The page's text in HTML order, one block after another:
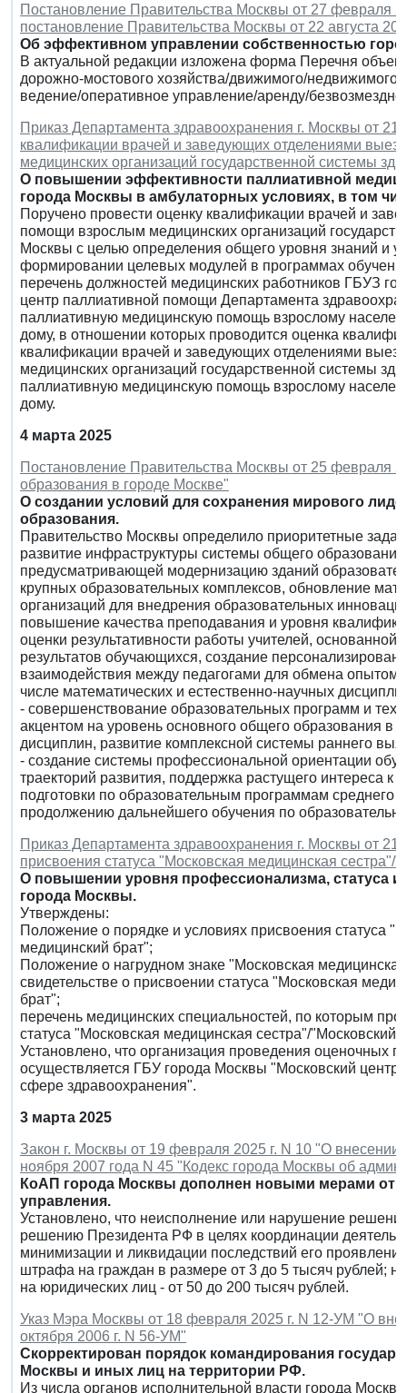
Постановление Правительства Москвы от 27 февраля
постановление Правительства Москвы от 22 августа
Об эффективном управлении собственностью
В актуальной редакции изложена форма Перечня
дорожно-мостового хозяйства/движимого/
ведение/оперативное управление/аренду/
Приказ Департамента здравоохранения г. Москвы от
квалификации врачей и заведующих отделениями
медицинских организаций государственной системы
О повышении эффективности паллиативной
города Москвы в амбулаторных условиях, в том
Поручено провести оценку квалификации врачей и
помощи взрослым медицинских организаций
Москвы с целью определения общего уровня знаний и
формировании целевых модулей в программах
перечень должностей медицинских работников ГБУЗ
центр паллиативной помощи Департамента
паллиативную медицинскую помощь взрослому
дому, в отношении которых проводится оценка
квалификации врачей и заведующих отделениями
медицинских организаций государственной системы
паллиативную медицинскую помощь взрослому
дому.
4 марта 2025
Постановление Правительства Москвы от 25 февраля
образования в городе Москве"
О создании условий для сохранения мирового
образования.
Правительство Москвы определило приоритетные
развитие инфраструктуры системы общего
предусматривающей модернизацию зданий
крупных образовательных комплексов, обновление
организаций для внедрения образовательных
повышение качества преподавания и уровня
оценки результативности работы учителей,
результатов обучающихся, создание
взаимодействия между педагогами для обмена
числе математических и естественно-научных
- совершенствование образовательных программ и
акцентом на уровень основного общего образования в
дисциплин, развитие комплексной системы раннего
- создание системы профессиональной ориентации
траекторий развития, поддержка растущего интереса
подготовки по образовательным программам среднего
продолжению дальнейшего обучения по
Приказ Департамента здравоохранения г. Москвы от
присвоения статуса "Московская медицинская сестра"/
О повышении уровня профессионализма, статуса и
города Москвы.
Утверждены:
Положение о порядке и условиях присвоения статуса
медицинский брат";
Положение о нагрудном знаке "Московская
свидетельстве о присвоении статуса "Московская
брат";
перечень медицинских специальностей, по которым
статуса "Московская медицинская сестра"/"Московский
Установлено, что организация проведения оценочных
осуществляется ГБУ города Москвы "Московский центр
сфере здравоохранения".
3 марта 2025
Закон г. Москвы от 19 февраля 2025 г. N 10 "О
ноября 2007 года N 45 "Кодекс города Москвы об
КоАП города Москвы дополнен новыми мерами
управления.
Установлено, что неисполнение или нарушение
решению Президента РФ в целях координации
минимизации и ликвидации последствий его
штрафа на граждан в размере от 3 до 5 тысяч рублей;
на юридических лиц - от 50 до 200 тысяч рублей.
Указ Мэра Москвы от 18 февраля 2025 г. N 12-УМ "О
октября 2006 г. N 56-УМ"
Скорректирован порядок командирования
Москвы и иных лиц на территории РФ.
Из числа органов исполнительной власти города